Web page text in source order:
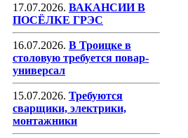
17.07.2026. ВАКАНСИИ В
ПОСЁЛКЕ ГРЭС
16.07.2026. В Троицке в
столовую требуется повар-
универсал
15.07.2026. Требуются
сварщики, электрики,
монтажники